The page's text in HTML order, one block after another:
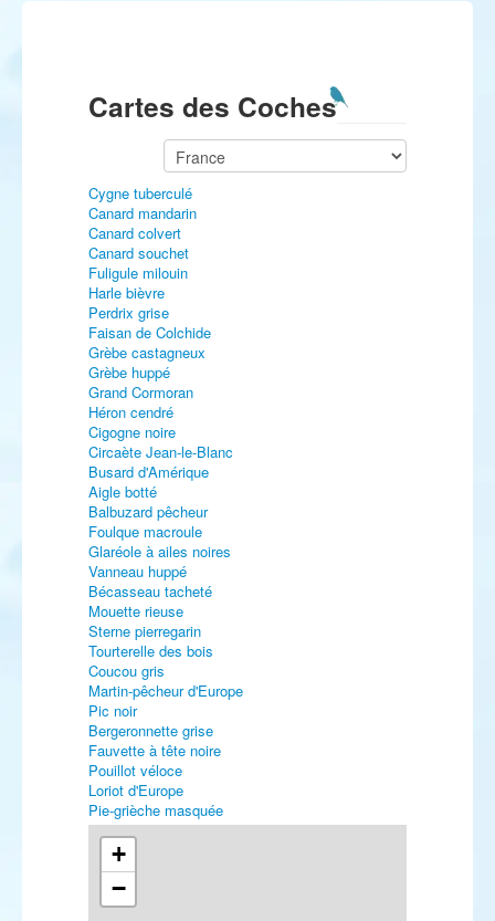
Cartes des Coches
Cygne tuberculé
Canard mandarin
Canard colvert
Canard souchet
Fuligule milouin
Harle bièvre
Perdrix grise
Faisan de Colchide
Grèbe castagneux
Grèbe huppé
Grand Cormoran
Héron cendré
Cigogne noire
Circaète Jean-le-Blanc
Busard d'Amérique
Aigle botté
Balbuzard pêcheur
Foulque macroule
Glaréole à ailes noires
Vanneau huppé
Bécasseau tacheté
Mouette rieuse
Sterne pierregarin
Tourterelle des bois
Coucou gris
Martin-pêcheur d'Europe
Pic noir
Bergeronnette grise
Fauvette à tête noire
Pouillot véloce
Loriot d'Europe
Pie-grièche masquée
Etourneau sansonnet
Viréo à œil rouge
Verdier d'Europe
Chardonneret élégant
Tarin des aulnes
+
−